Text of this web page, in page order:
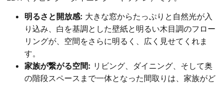
明るさと開放感: 大きな窓からたっぷりと自然光が入
り込み、白を基調とした壁紙と明るい木目調のフロー
リングが、空間をさらに明るく、広く見せてくれま
す。
家族が繋がる空間: リビング、ダイニング、そして奥
の階段スペースまで一体となった間取りは、家族がど